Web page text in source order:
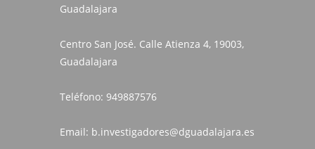
Guadalajara
Centro San José. Calle Atienza 4, 19003,
Guadalajara
Teléfono: 949887576
Email: b.investigadores@dguadalajara.es